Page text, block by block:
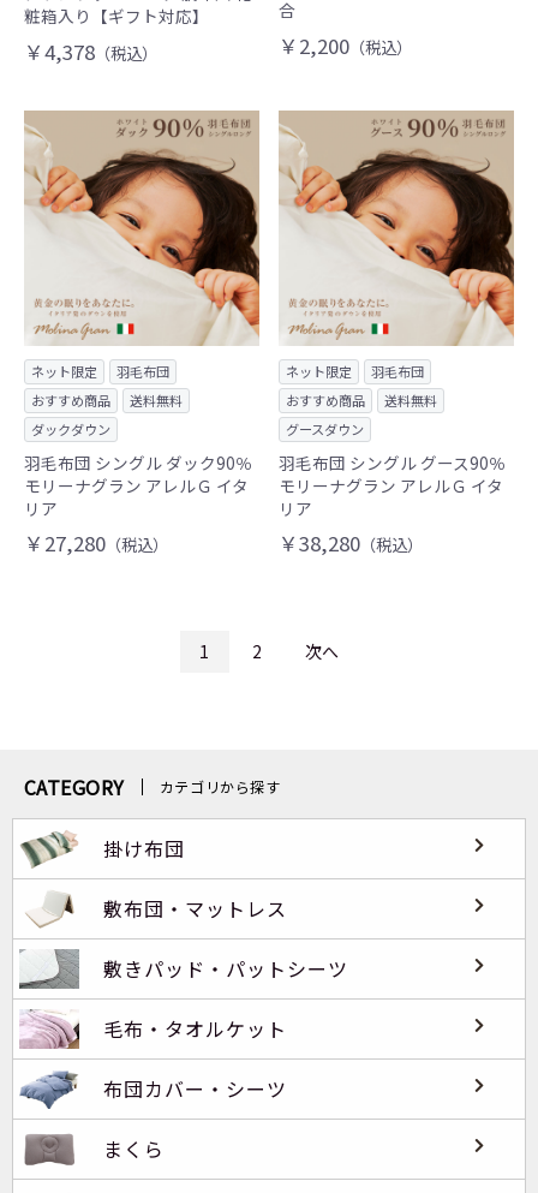
粧箱入り【ギフト対応】
￥4,378 （税込）
合
￥2,200 （税込）
ネット限定
羽毛布団
おすすめ商品
送料無料
ダックダウン
羽毛布団 シングル ダック90％
モリーナグラン アレルＧ イタ
リア
￥27,280 （税込）
ネット限定
羽毛布団
おすすめ商品
送料無料
グースダウン
羽毛布団 シングル グース90％
モリーナグラン アレルＧ イタ
リア
￥38,280 （税込）
1 2 次へ
CATEGORY カテゴリから探す
掛け布団
敷布団・マットレス
敷きパッド・パットシーツ
毛布・タオルケット
布団カバー・シーツ
まくら